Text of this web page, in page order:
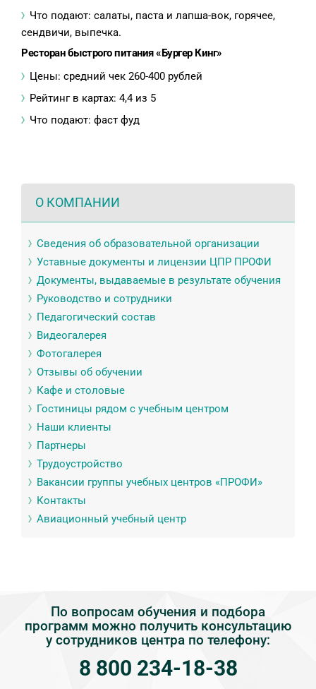
Что подают: салаты, паста и лапша-вок, горячее,
сендвичи, выпечка.
Ресторан быстрого питания «Бургер Кинг»
Цены: средний чек 260-400 рублей
Рейтинг в картах: 4,4 из 5
Что подают: фаст фуд
О КОМПАНИИ
Сведения об образовательной организации
Уставные документы и лицензии ЦПР ПРОФИ
Документы, выдаваемые в результате обучения
Руководство и сотрудники
Педагогический состав
Видеогалерея
Фотогалерея
Отзывы об обучении
Кафе и столовые
Гостиницы рядом с учебным центром
Наши клиенты
Партнеры
Трудоустройство
Вакансии группы учебных центров «ПРОФИ»
Контакты
Авиационный учебный центр
По вопросам обучения и подбора
программ можно получить консультацию
у сотрудников центра по телефону:
8 800 234-18-38